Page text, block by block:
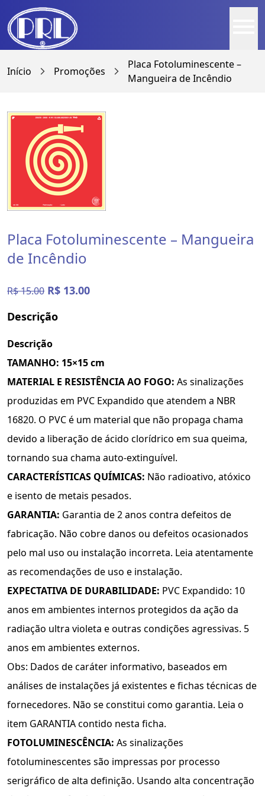
Início arrow_forward_ios Promoções arrow_forward_ios
Placa Fotoluminescente –
Mangueira de Incêndio
Placa Fotoluminescente – Mangueira
de Incêndio
R$ 15.00 R$ 13.00
Descrição
Descrição
TAMANHO: 15×15 cm
MATERIAL E RESISTÊNCIA AO FOGO: As sinalizações
produzidas em PVC Expandido que atendem a NBR
16820. O PVC é um material que não propaga chama
devido a liberação de ácido clorídrico em sua queima,
tornando sua chama auto-extinguível.
CARACTERÍSTICAS QUÍMICAS: Não radioativo, atóxico
e isento de metais pesados.
GARANTIA: Garantia de 2 anos contra defeitos de
fabricação. Não cobre danos ou defeitos ocasionados
pelo mal uso ou instalação incorreta. Leia atentamente
as recomendações de uso e instalação.
EXPECTATIVA DE DURABILIDADE: PVC Expandido: 10
anos em ambientes internos protegidos da ação da
radiação ultra violeta e outras condições agressivas. 5
anos em ambientes externos.
Obs: Dados de caráter informativo, baseados em
análises de instalações já existentes e fichas técnicas de
fornecedores. Não se constitui como garantia. Leia o
item GARANTIA contido nesta ficha.
FOTOLUMINESCÊNCIA: As sinalizações
fotoluminescentes são impressas por processo
serigráﬁco de alta deﬁnição. Usando alta concentração